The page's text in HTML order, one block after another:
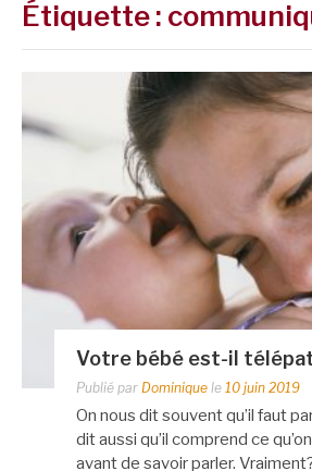
Étiquette :
Votre bébé est-il
Publié par Dominique le 10 juin 2019
On nous dit souvent qu’il faut
dit aussi qu’il comprend ce
avant de savoir parler.